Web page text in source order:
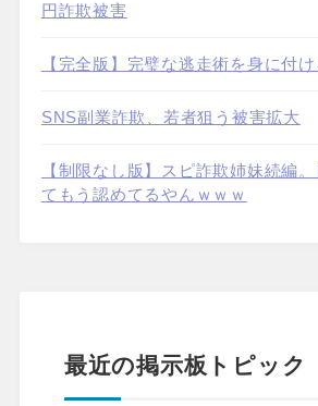
円詐欺被害
【完全版】完璧な逃走術を身に付け
SNS副業詐欺、若者狙う被害拡大
【制限なし版】スピ詐欺姉妹続編
てもう認めてるやんｗｗｗ
最近の掲示板トピック